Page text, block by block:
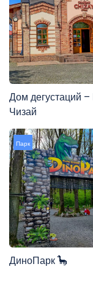
Дом дегустаций
Чизай
Парк
ДиноПарк 🦕